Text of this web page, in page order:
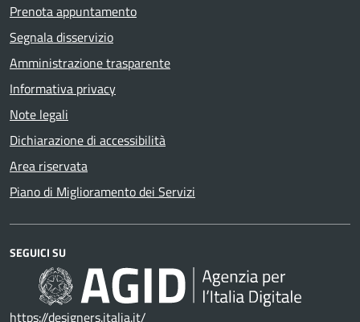
Prenota appuntamento
Segnala disservizio
Amministrazione trasparente
Informativa privacy
Note legali
Dichiarazione di accessibilità
Area riservata
Piano di Miglioramento dei Servizi
SEGUICI SU
https://designers.italia.it/